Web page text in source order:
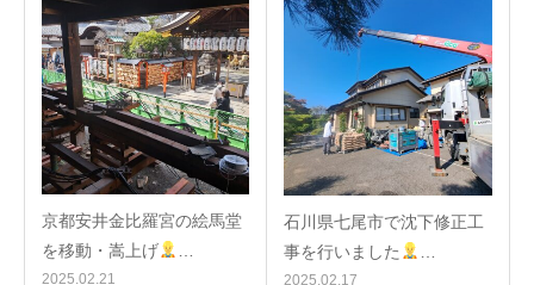
京都安井金比羅宮の絵馬堂
を移動・嵩上げ
2025.02.21
石川県七尾市で沈下修正工
事を行いました
2025.02.17